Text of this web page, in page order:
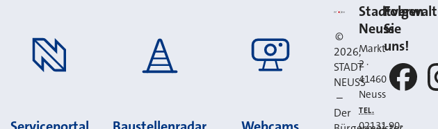
Stadt Neuss
©
2026,
STADT
NEUSS
–
Der
Neuss
Markt
2 ·
41460
Neuss
TEL.
02131 90-
Folgen
Sie
uns!